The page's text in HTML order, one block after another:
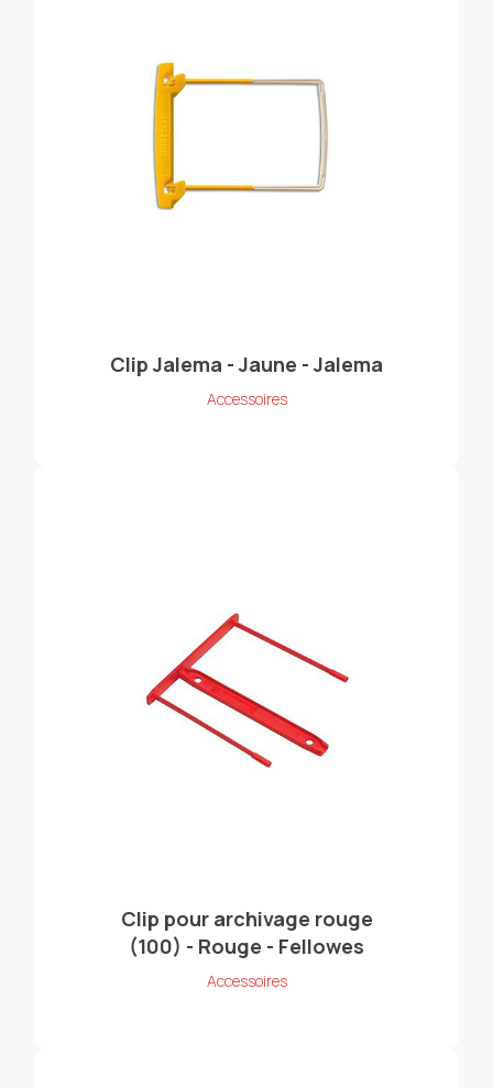
Clip Jalema - Jaune - Jalema
Accessoires
Clip pour archivage rouge
(100) - Rouge - Fellowes
Accessoires